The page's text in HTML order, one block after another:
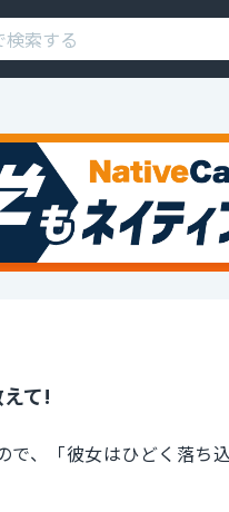
て!
、「彼女はひどく落ち